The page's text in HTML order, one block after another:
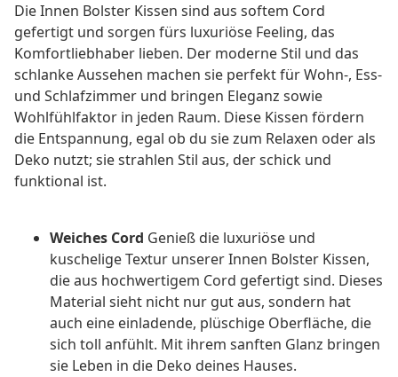
Die Innen Bolster Kissen sind aus softem Cord
gefertigt und sorgen fürs luxuriöse Feeling, das
Komfortliebhaber lieben. Der moderne Stil und das
schlanke Aussehen machen sie perfekt für Wohn-, Ess-
und Schlafzimmer und bringen Eleganz sowie
Wohlfühlfaktor in jeden Raum. Diese Kissen fördern
die Entspannung, egal ob du sie zum Relaxen oder als
Deko nutzt; sie strahlen Stil aus, der schick und
funktional ist.
Weiches Cord Genieß die luxuriöse und
kuschelige Textur unserer Innen Bolster Kissen,
die aus hochwertigem Cord gefertigt sind. Dieses
Material sieht nicht nur gut aus, sondern hat
auch eine einladende, plüschige Oberfläche, die
sich toll anfühlt. Mit ihrem sanften Glanz bringen
sie Leben in die Deko deines Hauses.